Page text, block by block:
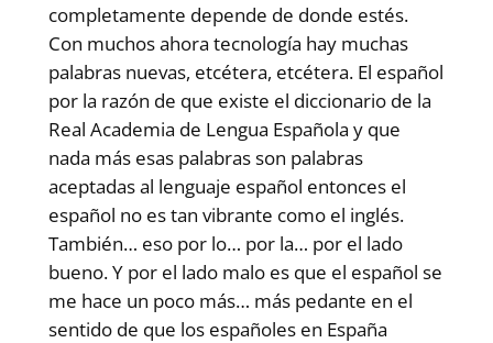
completamente depende de donde estés.
Con muchos ahora tecnología hay muchas
palabras nuevas, etcétera, etcétera. El español
por la razón de que existe el diccionario de la
Real Academia de Lengua Española y que
nada más esas palabras son palabras
aceptadas al lenguaje español entonces el
español no es tan vibrante como el inglés.
También… eso por lo… por la… por el lado
bueno. Y por el lado malo es que el español se
me hace un poco más… más pedante en el
sentido de que los españoles en España